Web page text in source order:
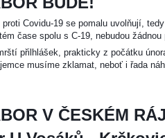
Covidu-19 se pomalu uvolňují,
čase spolu s C-19, nebudou žádnou
přilhlášek, prakticky z počátku
musíme zklamat, neboť i řada
V ČESKÉM